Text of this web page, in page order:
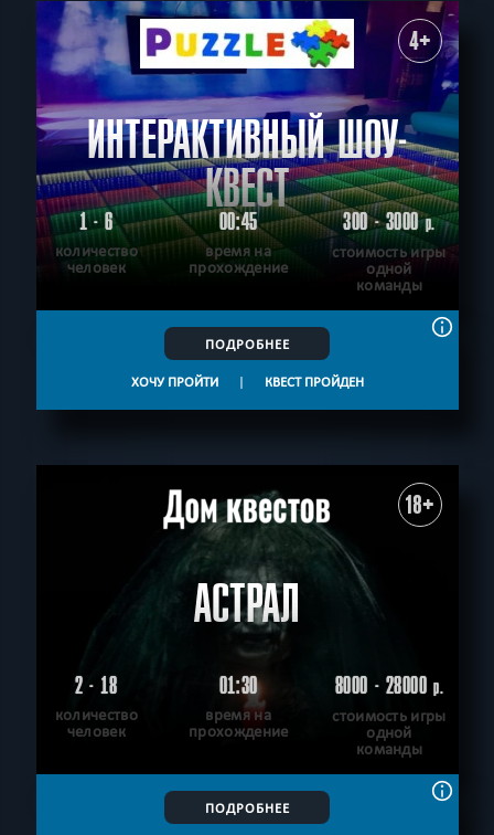
4+
ИНТЕРАКТИВНЫЙ ШОУ-
КВЕСТ
1 - 6
количество
человек
00:45
время на
прохождение
300 - 3000р.
стоимость игры
одной
команды
ПОДРОБНЕЕ
ХОЧУ ПРОЙТИ | КВЕСТ ПРОЙДЕН
18+
АСТРАЛ
2 - 18
количество
человек
01:30
время на
прохождение
8000 - 28000р.
стоимость игры
одной
команды
ПОДРОБНЕЕ